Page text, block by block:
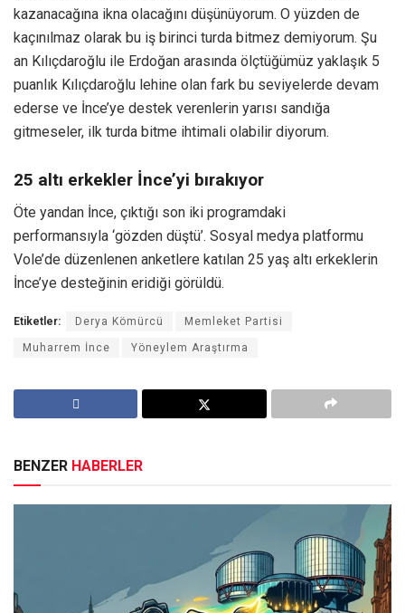
kazanacağına ikna olacağını düşünüyorum. O yüzden de
kaçınılmaz olarak bu iş birinci turda bitmez demiyorum. Şu
an Kılıçdaroğlu ile Erdoğan arasında ölçtüğümüz yaklaşık 5
puanlık Kılıçdaroğlu lehine olan fark bu seviyelerde devam
ederse ve İnce’ye destek verenlerin yarısı sandığa
gitmeseler, ilk turda bitme ihtimali olabilir diyorum.
25 altı erkekler İnce’yi bırakıyor
Öte yandan İnce, çıktığı son iki programdaki
performansıyla ‘gözden düştü’. Sosyal medya platformu
Vole’de düzenlenen anketlere katılan 25 yaş altı erkeklerin
İnce’ye desteğinin eridiği görüldü.
Etiketler: Derya Kömürcü Memleket Partisi
Muharrem İnce Yöneylem Araştırma
BENZER HABERLER